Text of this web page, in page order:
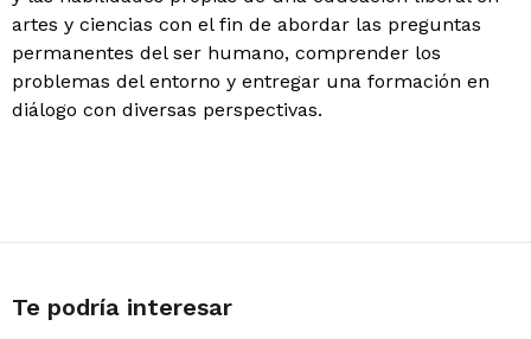
artes y ciencias con el fin de abordar las preguntas
permanentes del ser humano, comprender los
problemas del entorno y entregar una formación en
diálogo con diversas perspectivas.
Te podría interesar